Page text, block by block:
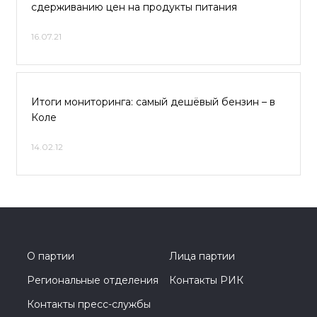
сдерживанию цен на продукты питания
16.07.21
Итоги мониторинга: самый дешёвый бензин – в
Коле
14.02.12
О партии
Лица партии
Региональные отделения
Контакты РИК
Контакты пресс-службы